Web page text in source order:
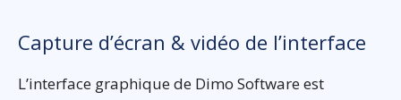
Capture d’écran & vidéo de l’interface
L’interface graphique de Dimo Software est